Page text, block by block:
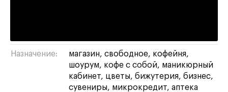
Назначение: магазин свободное
кофейня
шоурум
кофе с собой
маникюрный
кабинет
цветы бижутерия бизнес
сувениры
микрокредит аптека